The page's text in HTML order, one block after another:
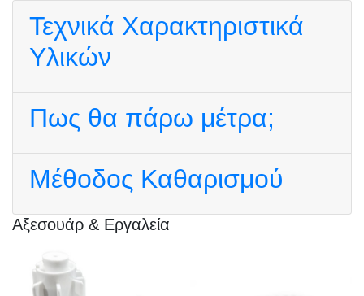
Τεχνικά Χαρακτηριστικά
Υλικών
Πως θα πάρω μέτρα;
Μέθοδος Καθαρισμού
Αξεσουάρ & Εργαλεία